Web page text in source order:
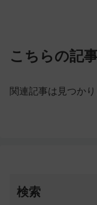
こちらの記
関連記事は見つかり
検索